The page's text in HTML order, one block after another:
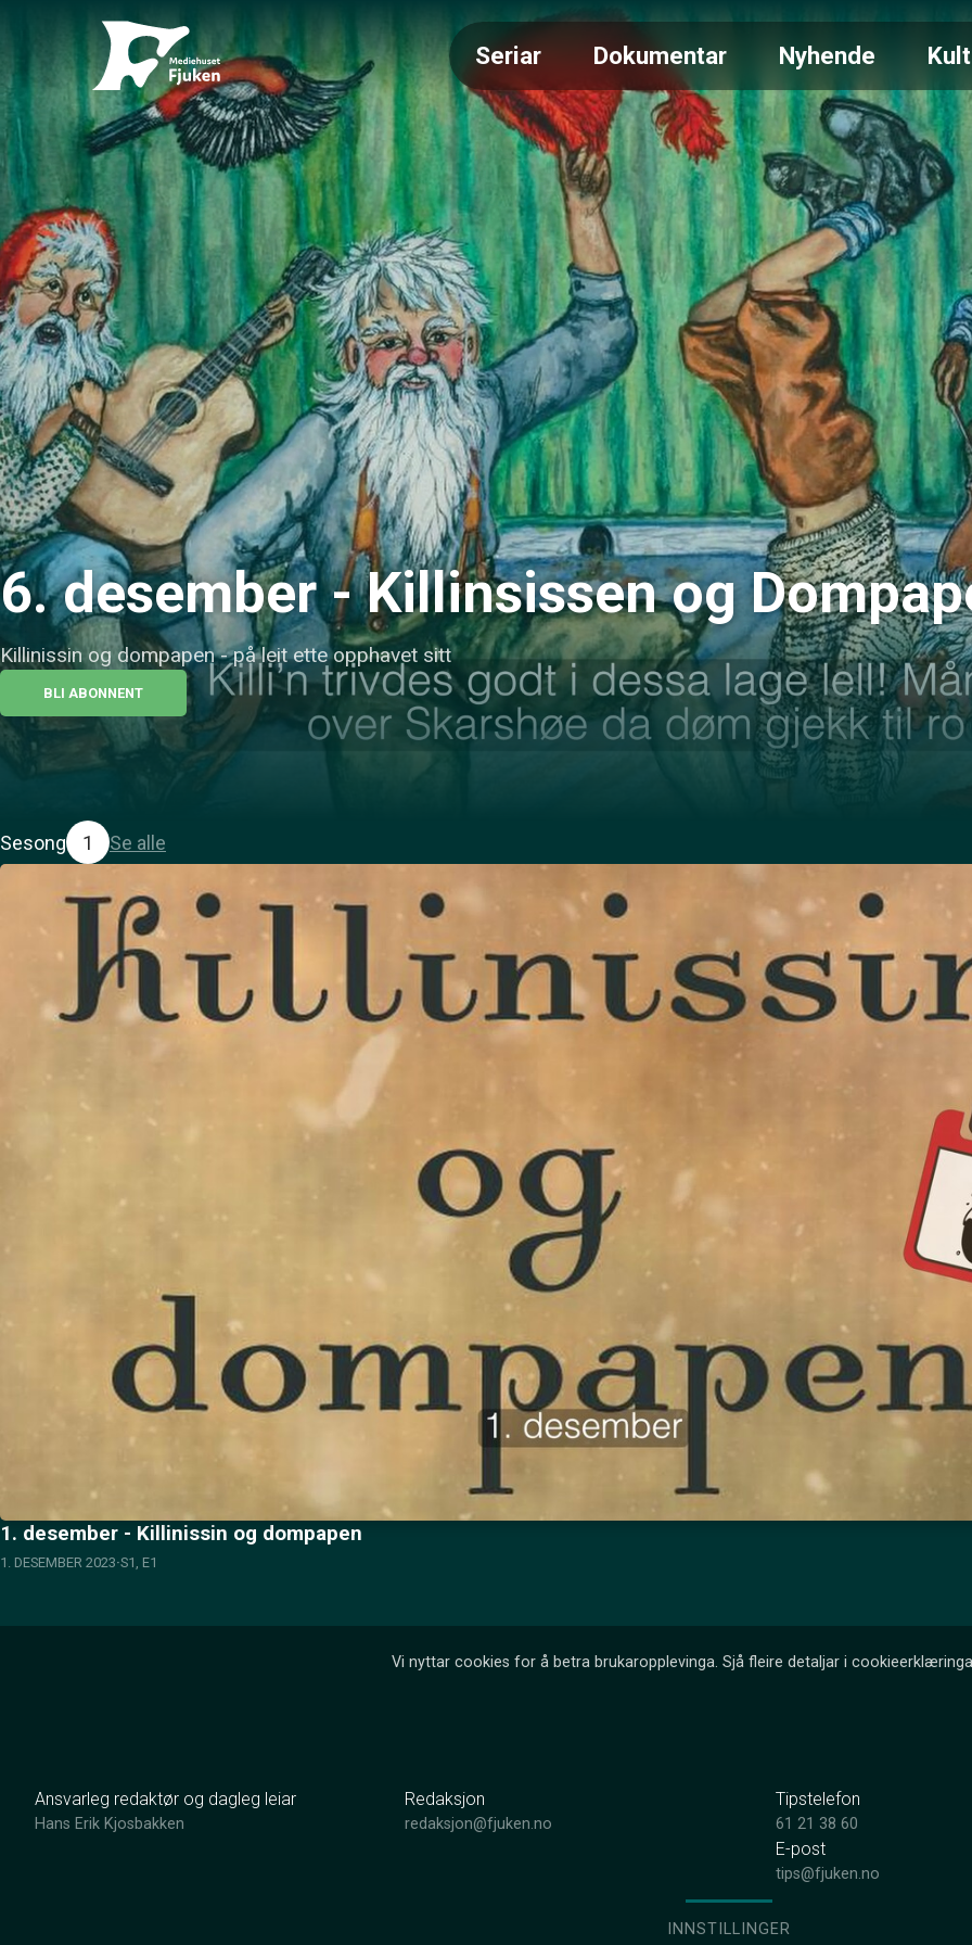
Seriar Dokumentar Nyhende
6. desember - Killinsissen og
Killinissin og dompapen - på leit ette opphavet sitt
BLI ABONNENT
Sesong 1 Se alle
1. desember - Killinissin og dompapen
1. DESEMBER 2023 S1, E1
Vi nyttar cookies for å betra brukaropplevinga. Sjå fleire detaljar i
Ansvarleg redaktør og dagleg leiar
Hans Erik Kjosbakken
Redaksjon
redaksjon@fjuken.no
Tipstelefon
61 21 38 60
E-post
tips@fjuken.no
INNSTILLINGER